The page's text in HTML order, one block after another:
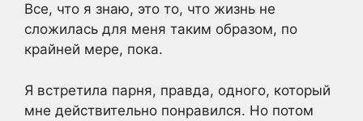
Все, что я знаю, это то, что жизнь не
сложилась для меня таким образом, по
крайней мере, пока.
Я встретила парня, правда, одного, который
мне действительно понравился. Но потом